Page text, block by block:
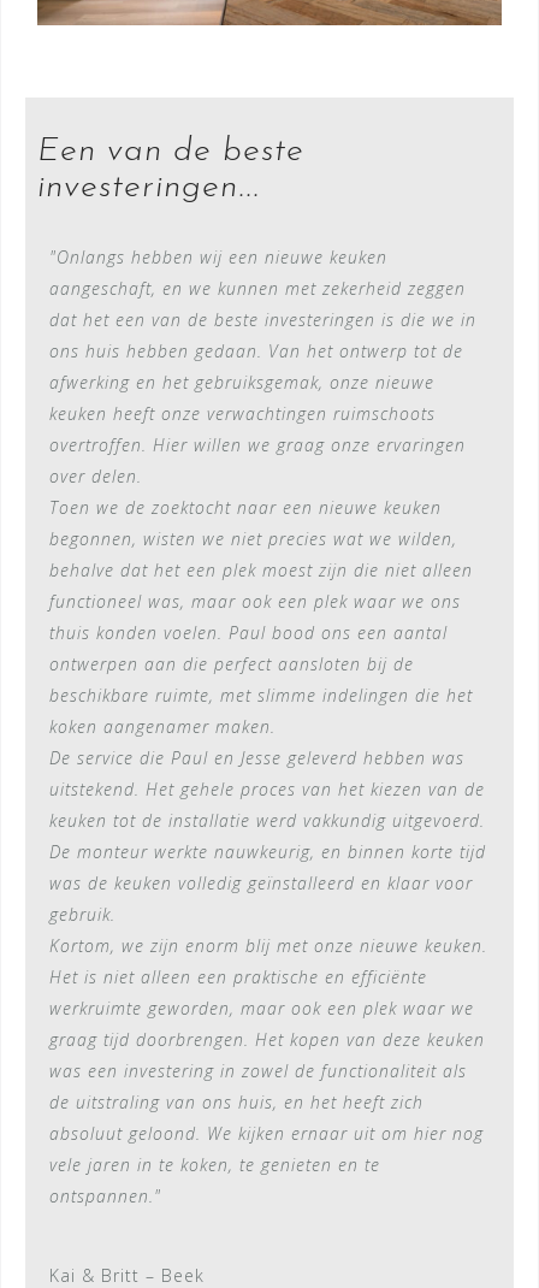
Een van de beste
investeringen...
"Onlangs hebben wij een nieuwe keuken
aangeschaft, en we kunnen met zekerheid zeggen
dat het een van de beste investeringen is die we in
ons huis hebben gedaan. Van het ontwerp tot de
afwerking en het gebruiksgemak, onze nieuwe
keuken heeft onze verwachtingen ruimschoots
overtroffen. Hier willen we graag onze ervaringen
over delen.
Toen we de zoektocht naar een nieuwe keuken
begonnen, wisten we niet precies wat we wilden,
behalve dat het een plek moest zijn die niet alleen
functioneel was, maar ook een plek waar we ons
thuis konden voelen. Paul bood ons een aantal
ontwerpen aan die perfect aansloten bij de
beschikbare ruimte, met slimme indelingen die het
koken aangenamer maken.
De service die Paul en Jesse geleverd hebben was
uitstekend. Het gehele proces van het kiezen van de
keuken tot de installatie werd vakkundig uitgevoerd.
De monteur werkte nauwkeurig, en binnen korte tijd
was de keuken volledig geïnstalleerd en klaar voor
gebruik.
Kortom, we zijn enorm blij met onze nieuwe keuken.
Het is niet alleen een praktische en efficiënte
werkruimte geworden, maar ook een plek waar we
graag tijd doorbrengen. Het kopen van deze keuken
was een investering in zowel de functionaliteit als
de uitstraling van ons huis, en het heeft zich
absoluut geloond. We kijken ernaar uit om hier nog
vele jaren in te koken, te genieten en te
ontspannen."
Kai & Britt – Beek